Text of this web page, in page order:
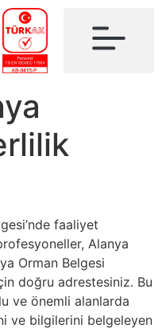
faaliyet
Alanya
Orman Belgesi
doğru adrestesiniz. Bu
ve önemli alanlarda
ve bilgilerini belgeleyen